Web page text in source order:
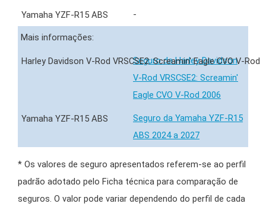
-
Mais informações:
Seguro da Harley Davidson
V-Rod VRSCSE2: Screamin'
Eagle CVO V-Rod 2006
Seguro da Yamaha YZF-R15
ABS 2024 a 2027
* Os valores de seguro apresentados referem-se ao perfil
padrão adotado pelo Ficha técnica para comparação de
seguros. O valor pode variar dependendo do perfil de cada